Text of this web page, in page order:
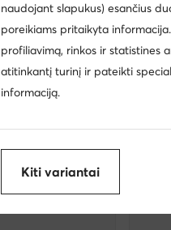
naudojant slapukus) esančius
poreikiams pritaikyta
profiliavimą, rinkos ir statistines
atitinkantį turinį ir pateikti
informaciją.
Kiti variantai